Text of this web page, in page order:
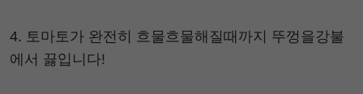
4. 토마토가 완전히 흐물흐물해질때까지 뚜껑을강불
에서 끓입니다!